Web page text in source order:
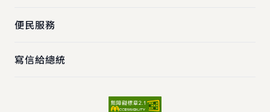
便民服務
寫信給總統